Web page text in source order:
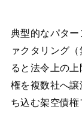
典型的なパタ
ァクタリング
ると法令上の
権を複数社へ
ち込む架空債